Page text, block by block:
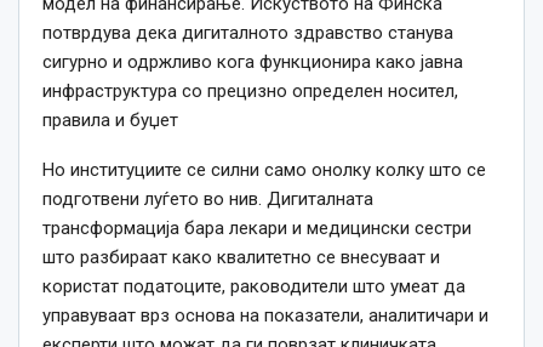
потврдува дека дигиталното здравство станува
сигурно и одржливо кога функционира како јавна
инфраструктура со прецизно определен носител,
правила и буџет
Но институциите се силни само онолку колку што се
подготвени луѓето во нив. Дигиталната
трансформација бара лекари и медицински сестри
што разбираат како квалитетно се внесуваат и
користат податоците, раководители што умеат да
управуваат врз основа на показатели, аналитичари и